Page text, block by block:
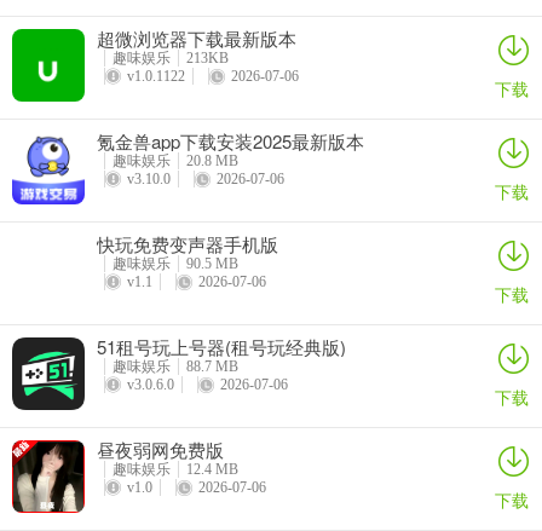
语法分析以及智能自动完成等；
code editor修改说明
禁用/删除不需要的权限+接收者+提供程序+服务；
广告权限/服务/提供者已从Android.manifest中删除；
广告版式的可见性已禁用；
Google云端硬盘损坏；
Google Play商店安装软件包检查已禁用；
调试代码已删除；
超微浏览器下载最新版本
趣味娱乐
213KB
v1.0.1122
2026-07-06 下载
氪金兽app下载安装2025最新版本
趣味娱乐
20.8 MB
v3.10.0
2026-07-06 下载
快玩免费变声器手机版
趣味娱乐
90.5 MB
v1.1
2026-07-06 下载
51租号玩上号器(租号玩经典版)
趣味娱乐
88.7 MB
v3.0.6.0
2026-07-06 下载
昼夜弱网免费版
趣味娱乐
12.4 MB
v1.0
2026-07-06 下载